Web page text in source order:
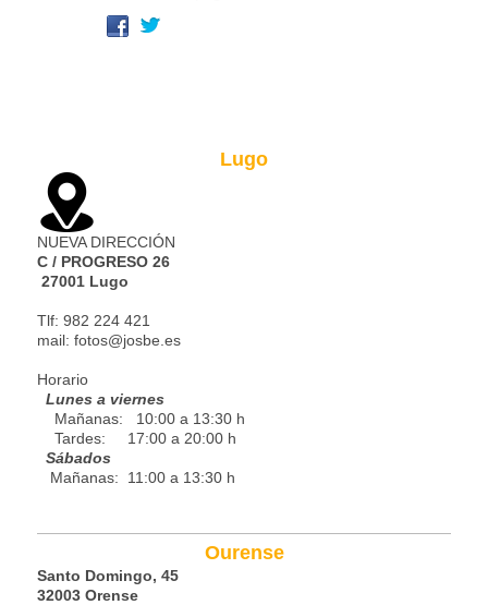
Lugo
NUEVA DIRECCIÓN
C / PROGRESO 26
27001 Lugo
Tlf: 982 224 421
mail: fotos@josbe.es
Horario
Lunes a viernes
Mañanas: 10:00 a 13:30 h
Tardes: 17:00 a 20:00 h
Sábados
Mañanas: 11:00 a 13:30 h
Ourense
Santo Domingo, 45
32003 Orense